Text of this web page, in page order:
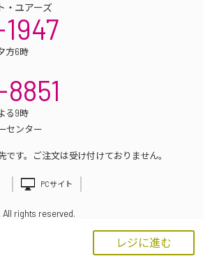
レジに進む
・ユアーズ
方6時
る9時
センター
す。ご注文は受け付けておりません。
PCサイト
All rights reserved.